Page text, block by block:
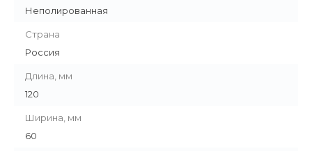
Неполированная
Страна
Россия
Длина, мм
120
Ширина, мм
60